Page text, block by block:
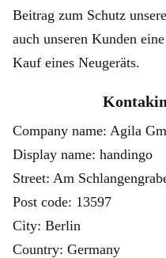
Beitrag zum Schutz
auch unseren Kunden
Kauf eines Neugeräts.
Company name: Agila
Display name: handingo
Street: Am
Post code: 13597
City: Berlin
Country: Germany